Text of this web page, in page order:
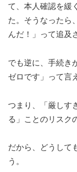
て、本人確認を緩
た。そうなったら
んだ！」って追及
でも逆に、手続き
ゼロです」って言
つまり、「厳しす
る」ことのリスク
だから、どうして
う。